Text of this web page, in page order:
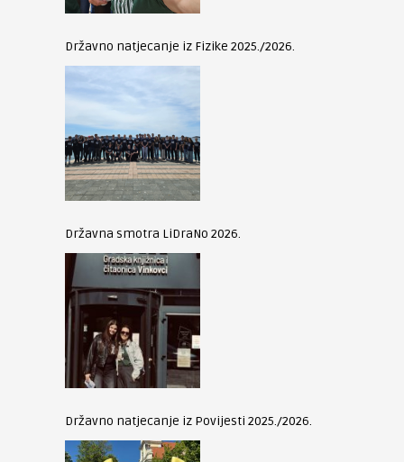
Državno natjecanje iz Fizike 2025./2026.
Državna smotra LiDraNo 2026.
Državno natjecanje iz Povijesti 2025./2026.